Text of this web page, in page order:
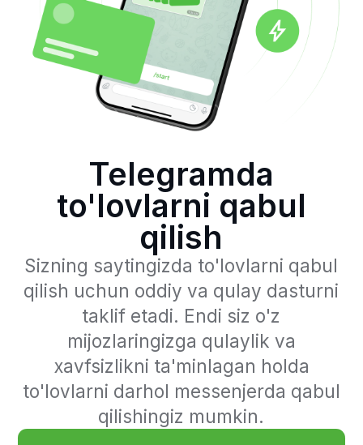
Telegramda
to'lovlarni qabul
qilish
Sizning saytingizda to'lovlarni qabul
qilish uchun oddiy va qulay dasturni
mijozlaringizga qulaylik va
xavfsizlikni ta'minlagan holda
to'lovlarni darhol messenjerda qabul
qilishingiz mumkin.
Ariza qoldirish
Telegram orqali
to`lovlarni qabul qilish
afzalliklari